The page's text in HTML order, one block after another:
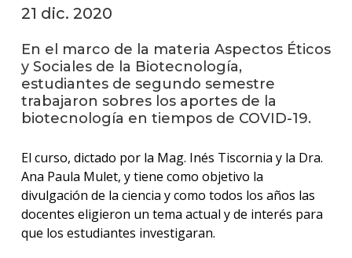
La
los
21 dic. 2020
En el marco de la materia Aspectos Éticos
y Sociales de la Biotecnología,
estudiantes de segundo semestre
trabajaron sobres los aportes de la
biotecnología en tiempos de COVID-19.
El curso, dictado por la Mag. Inés Tiscornia y la Dra.
Ana Paula Mulet, y tiene como objetivo la
divulgación de la ciencia y como todos los años las
docentes eligieron un tema actual y de interés para
que los estudiantes investigaran.